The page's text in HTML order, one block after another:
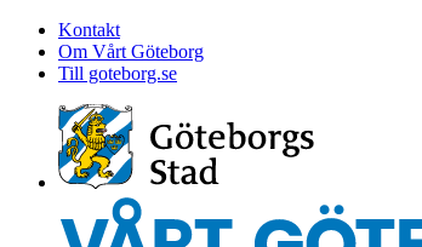
Kontakt
Om Vårt Göteborg
Till goteborg.se